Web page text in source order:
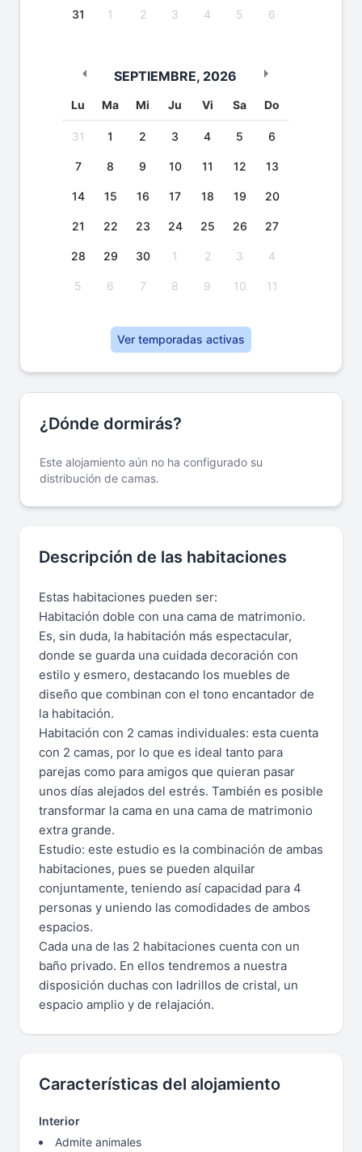
31 1 2 3 4 5 6
SEPTIEMBRE, 2026
Lu Ma Mi Ju Vi Sa Do
31 1 2 3 4 5 6
7 8 9 10 11 12 13
14 15 16 17 18 19 20
21 22 23 24 25 26 27
28 29 30 1 2 3 4
5 6 7 8 9 10 11
Ver temporadas activas
¿Dónde dormirás?
Este alojamiento aún no ha configurado su
distribución de camas.
Descripción de las habitaciones
Estas habitaciones pueden ser:
Habitación doble con una cama de matrimonio.
Es, sin duda, la habitación más espectacular,
donde se guarda una cuidada decoración con
estilo y esmero, destacando los muebles de
diseño que combinan con el tono encantador de
la habitación.
Habitación con 2 camas individuales: esta cuenta
con 2 camas, por lo que es ideal tanto para
parejas como para amigos que quieran pasar
unos días alejados del estrés. También es posible
transformar la cama en una cama de matrimonio
extra grande.
Estudio: este estudio es la combinación de ambas
habitaciones, pues se pueden alquilar
conjuntamente, teniendo así capacidad para 4
personas y uniendo las comodidades de ambos
espacios.
Cada una de las 2 habitaciones cuenta con un
baño privado. En ellos tendremos a nuestra
disposición duchas con ladrillos de cristal, un
espacio amplio y de relajación.
Características del alojamiento
Interior
Admite animales